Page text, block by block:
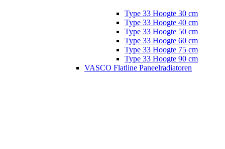
Type 33 Hoogte 30 cm
Type 33 Hoogte 40 cm
Type 33 Hoogte 50 cm
Type 33 Hoogte 60 cm
Type 33 Hoogte 75 cm
Type 33 Hoogte 90 cm
VASCO Flatline Paneelradiatoren